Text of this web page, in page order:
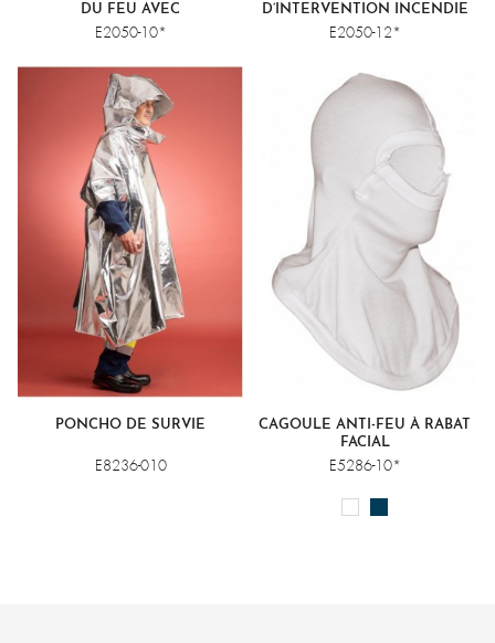
DU FEU AVEC
VESTE/PANTALON
E2050-10*
D’INTERVENTION INCENDIE
E2050-12*
PONCHO DE SURVIE
E8236-010
CAGOULE ANTI-FEU À RABAT
FACIAL
E5286-10*